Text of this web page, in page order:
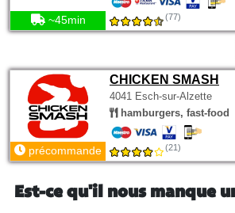
~45min (77)
CHICKEN SMASH
4041 Esch-sur-Alzette
hamburgers, fast-food
précommande (21)
Est-ce qu'il nous manque